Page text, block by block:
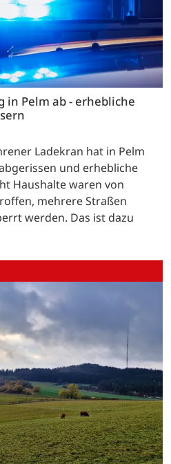
in Pelm ab - erhebliche
Ladekran hat in Pelm
und erhebliche
Haushalte waren von
mehrere Straßen
werden. Das ist dazu